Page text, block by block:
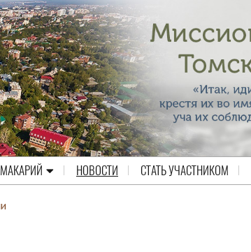
НОВОСТИ СТАТЬ УЧАСТНИКОМ